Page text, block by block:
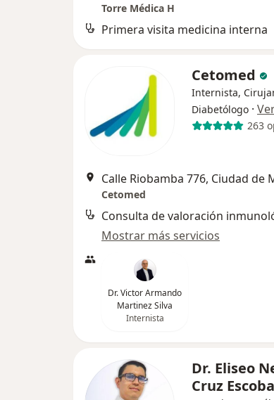
Torre Médica H
Primera visita medicina interna
Cetomed
Internista,
Diabetólogo ·
263
Calle Riobamba 776, Ciudad de
Cetomed
Consulta de valoración
Mostrar más servicios
Dr. Victor Armando
Martinez Silva
Internista
Dr. Eliseo
Cruz